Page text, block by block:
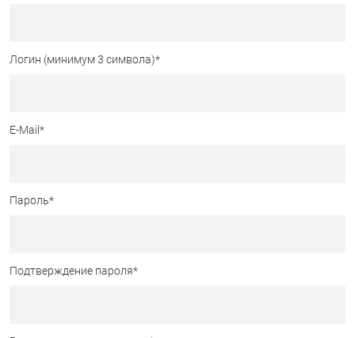
Логин (минимум 3 символа)*
E-Mail *
Пароль*
Подтверждение пароля*